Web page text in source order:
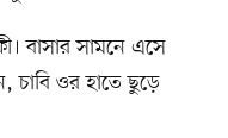
বাসার সামনে এসে
চাবি ওর হাতে ছুড়ে